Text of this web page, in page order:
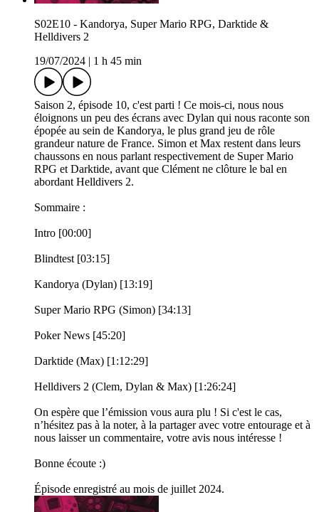
S02E10 - Kandorya, Super Mario RPG, Darktide &
Helldivers 2
19/07/2024
1 h 45 min
Saison 2, épisode 10, c'est parti ! Ce mois-ci, nous nous
éloignons un peu des écrans avec Dylan qui nous raconte son
épopée au sein de Kandorya, le plus grand jeu de rôle
grandeur nature de France. Simon et Max restent dans leurs
chaussons en nous parlant respectivement de Super Mario
RPG et Darktide, avant que Clément ne clôture le bal en
abordant Helldivers 2.
Sommaire :
Intro [00:00]
Blindtest [03:15]
Kandorya (Dylan) [13:19]
Super Mario RPG (Simon) [34:13]
Poker News [45:20]
Darktide (Max) [1:12:29]
Helldivers 2 (Clem, Dylan & Max) [1:26:24]
On espère que l’émission vous aura plu ! Si c'est le cas,
n’hésitez pas à la noter, à la partager avec votre entourage et à
nous laisser un commentaire, votre avis nous intéresse !
Bonne écoute :)
Épisode enregistré au mois de juillet 2024.